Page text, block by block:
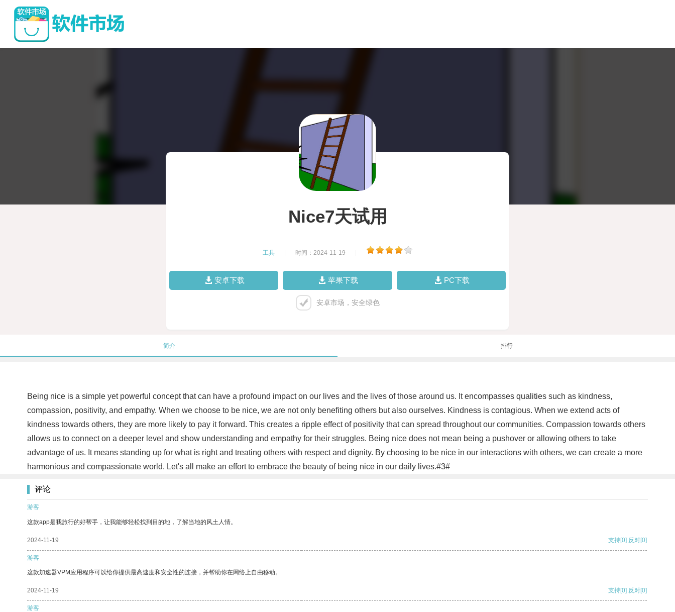
Nice7天试用
工具 时间：2024-11-19
安卓下载 苹果下载 PC下载
安卓市场，安全绿色
简介 排行
Being nice is a simple yet powerful concept that can have a profound impact on our lives and the lives of those around us. It encompasses qualities such as kindness,
compassion, positivity, and empathy. When we choose to be nice, we are not only benefiting others but also ourselves. Kindness is contagious. When we extend acts of
kindness towards others, they are more likely to pay it forward. This creates a ripple effect of positivity that can spread throughout our communities. Compassion towards others
allows us to connect on a deeper level and show understanding and empathy for their struggles. Being nice does not mean being a pushover or allowing others to take
advantage of us. It means standing up for what is right and treating others with respect and dignity. By choosing to be nice in our interactions with others, we can create a more
harmonious and compassionate world. Let's all make an effort to embrace the beauty of being nice in our daily lives.#3#
评论
游客
这款app是我旅行的好帮手，让我能够轻松找到目的地，了解当地的风土人情。
2024-11-19 支持[0] 反对[0]
游客
这款加速器VPM应用程序可以给你提供最高速度和安全性的连接，并帮助你在网络上自由移动。
2024-11-19 支持[0] 反对[0]
游客